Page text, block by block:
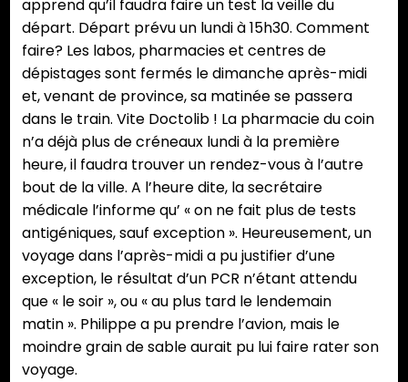
apprend qu’il faudra faire un test la veille du
départ. Départ prévu un lundi à 15h30. Comment
faire? Les labos, pharmacies et centres de
dépistages sont fermés le dimanche après-midi
et, venant de province, sa matinée se passera
dans le train. Vite Doctolib ! La pharmacie du coin
n’a déjà plus de créneaux lundi à la première
heure, il faudra trouver un rendez-vous à l’autre
bout de la ville. A l’heure dite, la secrétaire
médicale l’informe qu’ « on ne fait plus de tests
antigéniques, sauf exception ». Heureusement, un
voyage dans l’après-midi a pu justifier d’une
exception, le résultat d’un PCR n’étant attendu
que « le soir », ou « au plus tard le lendemain
matin ». Philippe a pu prendre l’avion, mais le
moindre grain de sable aurait pu lui faire rater son
voyage.